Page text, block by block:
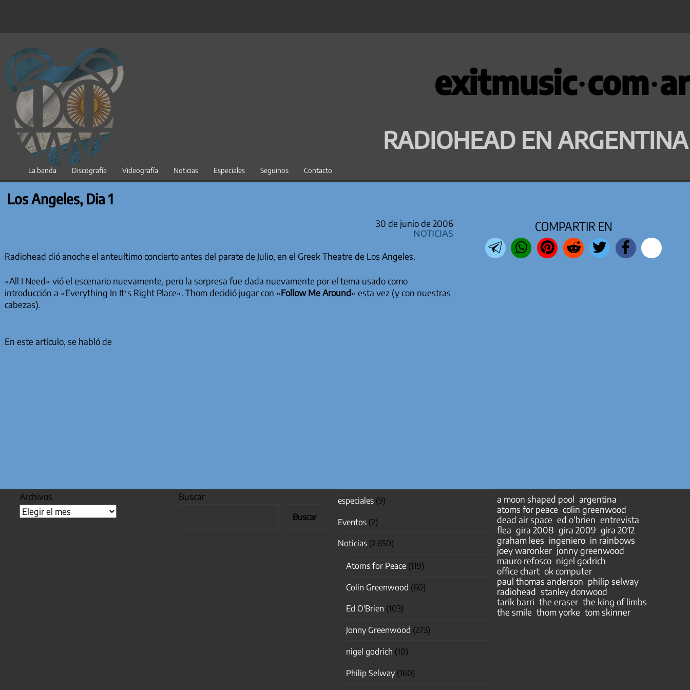
contenido
exitmusic·com·ar
RADIOHEAD EN ARGENTINA
La banda Discografía Videografía Noticias Especiales Seguinos Contacto
Los Angeles, Dia 1
30 de junio de 2006
Noticias
Radiohead dió anoche el anteultimo concierto antes del parate de Julio, en el Greek Theatre de Los Angeles.
«All I Need» vió el escenario nuevamente, pero la sorpresa fue dada nuevamente por el tema usado como
introducción a «Everything In It’s Right Place». Thom decidió jugar con «Follow Me Around» esta vez (y con nuestras
cabezas).
En este artículo, se habló de
COMPARTIR EN
Archivos Buscar
Buscar
especiales(9)
Eventos(2)
Noticias(2.650)
Atoms for Peace(119)
Colin Greenwood (60)
Ed O'Brien (103)
Jonny Greenwood (273)
nigel godrich (10)
Philip Selway(160)
a moon shaped pool argentina
atoms for peace colin greenwood
dead air space ed o'brien entrevista
flea gira 2008 gira 2009 gira 2012
graham lees ingeniero in rainbows
joey waronker jonny greenwood
mauro refosco nigel godrich
office chart ok computer
paul thomas anderson philip selway
radiohead stanley donwood
tarik barri the eraser the king of limbs
the smile thom yorke tom skinner